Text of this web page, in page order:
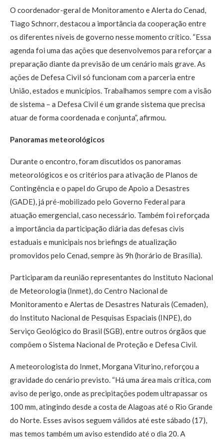
O coordenador-geral de Monitoramento e Alerta do Cenad,
Tiago Schnorr, destacou a importância da cooperação entre
os diferentes níveis de governo nesse momento crítico. “Essa
agenda foi uma das ações que desenvolvemos para reforçar a
preparação diante da previsão de um cenário mais grave. As
ações de Defesa Civil só funcionam com a parceria entre
União, estados e municípios. Trabalhamos sempre com a visão
de sistema – a Defesa Civil é um grande sistema que precisa
atuar de forma coordenada e conjunta”, afirmou.
Panoramas meteorológicos
Durante o encontro, foram discutidos os panoramas
meteorológicos e os critérios para ativação de Planos de
Contingência e o papel do Grupo de Apoio a Desastres
(GADE), já pré-mobilizado pelo Governo Federal para
atuação emergencial, caso necessário. Também foi reforçada
a importância da participação diária das defesas civis
estaduais e municipais nos briefings de atualização
promovidos pelo Cenad, sempre às 9h (horário de Brasília).
Participaram da reunião representantes do Instituto Nacional
de Meteorologia (Inmet), do Centro Nacional de
Monitoramento e Alertas de Desastres Naturais (Cemaden),
do Instituto Nacional de Pesquisas Espaciais (INPE), do
Serviço Geológico do Brasil (SGB), entre outros órgãos que
compõem o Sistema Nacional de Proteção e Defesa Civil.
A meteorologista do Inmet, Morgana Viturino, reforçou a
gravidade do cenário previsto. “Há uma área mais crítica, com
aviso de perigo, onde as precipitações podem ultrapassar os
100 mm, atingindo desde a costa de Alagoas até o Rio Grande
do Norte. Esses avisos seguem válidos até este sábado (17),
mas temos também um aviso estendido até o dia 20. A